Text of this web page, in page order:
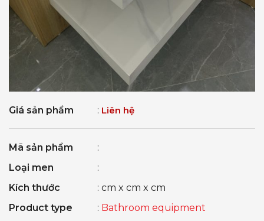
Giá sản phẩm : Liên hệ
Mã sản phẩm
:
Loại men
:
Kích thước
: cm x cm x cm
Product type
: Bathroom equipment